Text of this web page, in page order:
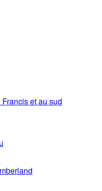
et au sud